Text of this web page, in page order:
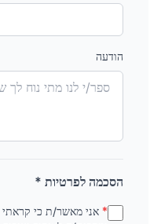
הודעה
הסכמה לפרטיות *
* אני מאשר/ת כי קראתי